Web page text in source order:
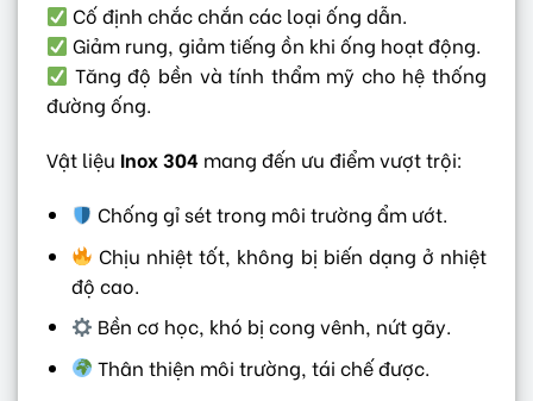
Cố định chắc chắn các loại ống dẫn.
Giảm rung, giảm tiếng ồn khi ống hoạt động.
Tăng độ bền và tính thẩm mỹ cho hệ thống
đường ống.
Vật liệu Inox 304 mang đến ưu điểm vượt trội:
Chống gỉ sét trong môi trường ẩm ướt.
Chịu nhiệt tốt, không bị biến dạng ở nhiệt
độ cao.
Bền cơ học, khó bị cong vênh, nứt gãy.
Thân thiện môi trường, tái chế được.